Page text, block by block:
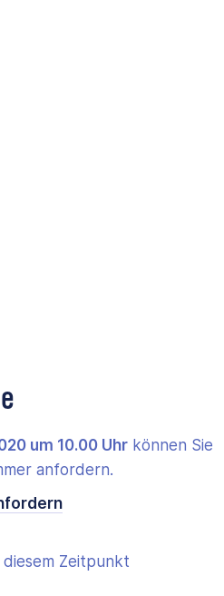
um 10.00 Uhr können Sie
anfordern.
Zeitpunkt